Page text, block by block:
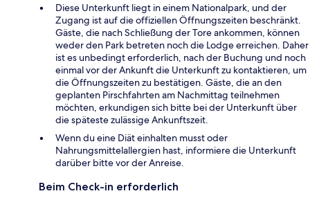
Diese Unterkunft liegt in einem Nationalpark, und der
Zugang ist auf die offiziellen Öffnungszeiten beschränkt.
Gäste, die nach Schließung der Tore ankommen, können
weder den Park betreten noch die Lodge erreichen. Daher
ist es unbedingt erforderlich, nach der Buchung und noch
einmal vor der Ankunft die Unterkunft zu kontaktieren, um
die Öffnungszeiten zu bestätigen. Gäste, die an den
geplanten Pirschfahrten am Nachmittag teilnehmen
möchten, erkundigen sich bitte bei der Unterkunft über
die späteste zulässige Ankunftszeit.
Wenn du eine Diät einhalten musst oder
Nahrungsmittelallergien hast, informiere die Unterkunft
darüber bitte vor der Anreise.
Beim Check-in erforderlich